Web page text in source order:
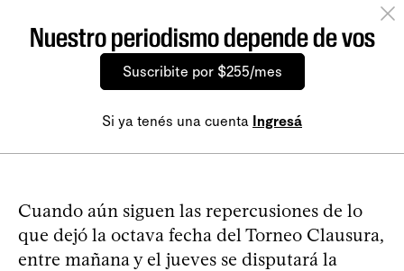
Nuestro periodismo depende de vos
Suscribite por $255/mes
Si ya tenés una cuenta Ingresá
Cuando aún siguen las repercusiones de lo
que dejó la octava fecha del Torneo Clausura,
entre mañana y el jueves se disputará la